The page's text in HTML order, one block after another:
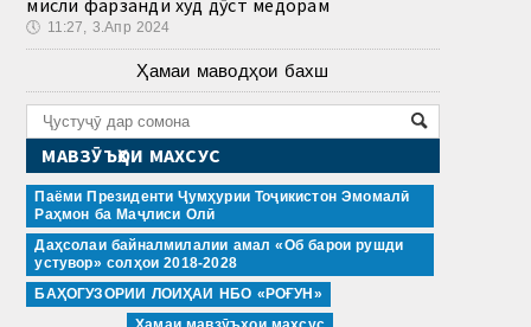
мисли фарзанди худ дӯст медорам
🕔 11:27, 3.Апр 2024
Ҳамаи маводҳои бахш
МАВЗӮЪҲОИ МАХСУС
Паёми Президенти Ҷумҳурии Тоҷикистон Эмомалӣ
Раҳмон ба Маҷлиси Олӣ
Даҳсолаи байналмилалии амал «Об барои рушди
устувор» солҳои 2018-2028
БАҲОГУЗОРИИ ЛОИҲАИ НБО «РОҒУН»